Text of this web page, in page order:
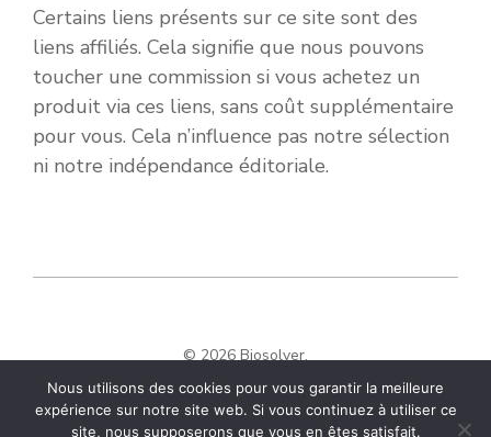
Certains liens présents sur ce site sont des
liens affiliés. Cela signifie que nous pouvons
toucher une commission si vous achetez un
produit via ces liens, sans coût supplémentaire
pour vous. Cela n’influence pas notre sélection
ni notre indépendance éditoriale.
© 2026 Biosolver.
Nous utilisons des cookies pour vous garantir la meilleure
expérience sur notre site web. Si vous continuez à utiliser ce
site, nous supposerons que vous en êtes satisfait.